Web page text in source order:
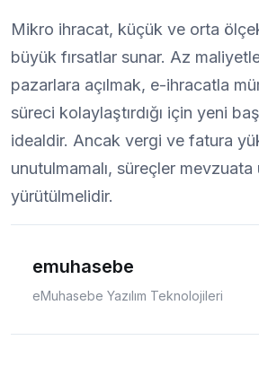
Mikro ihracat, küçük ve orta
büyük fırsatlar sunar. Az maliyetle
pazarlara açılmak, e-ihracatla
süreci kolaylaştırdığı için yeni
idealdir. Ancak vergi ve fatura
unutulmamalı, süreçler mevzuata
yürütülmelidir.
emuhasebe
eMuhasebe Yazılım Teknolojileri